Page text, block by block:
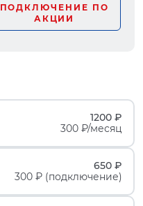
ПОДКЛЮЧЕНИЕ ПО
АКЦИИ
1200 ₽
300 ₽/месяц
650 ₽
300 ₽ (подключение)